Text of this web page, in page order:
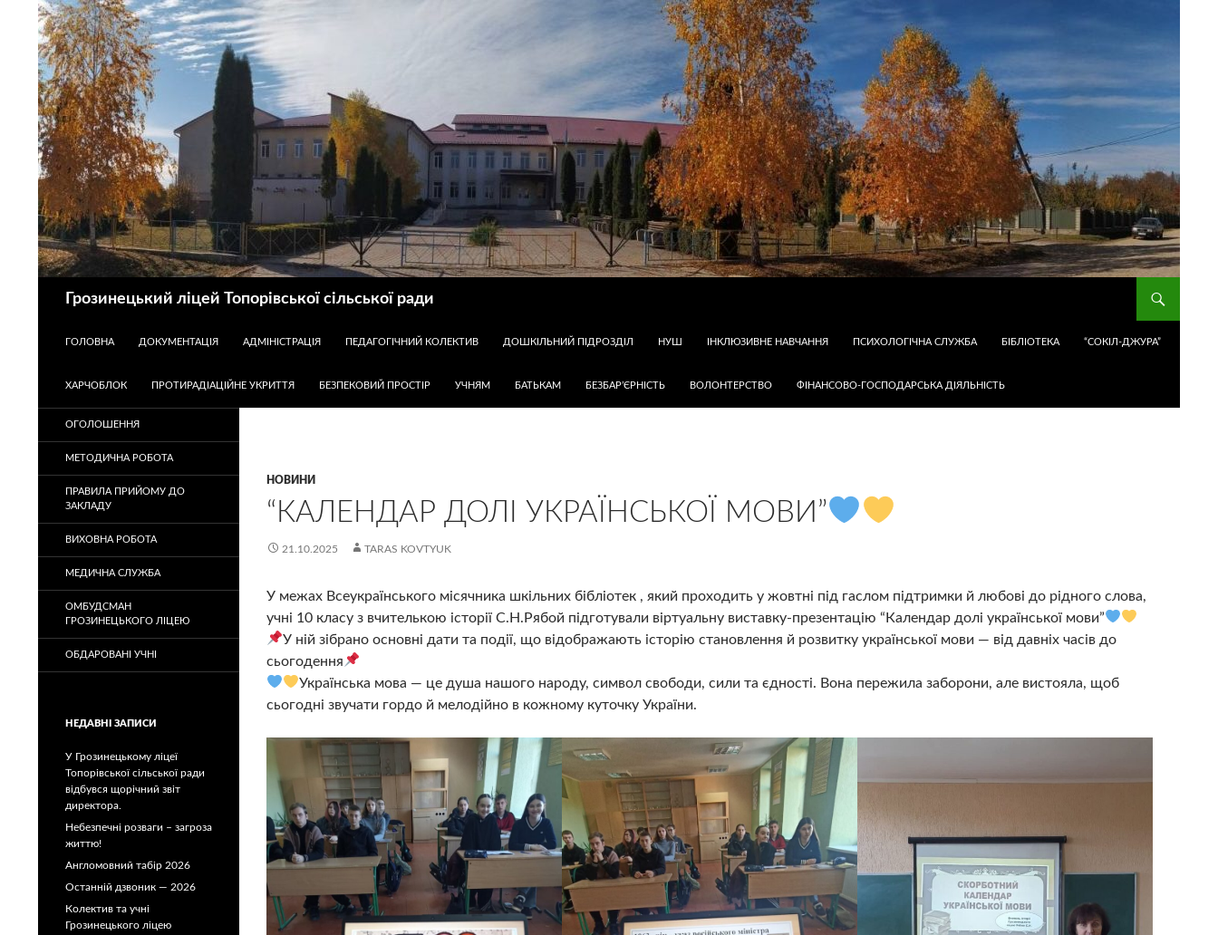
Грозинецький ліцей Топорівської сільської ради
ГОЛОВНА
ДОКУМЕНТАЦІЯ АДМІНІСТРАЦІЯ ПЕДАГОГІЧНИЙ КОЛЕКТИВ ДОШКІЛЬНИЙ ПІДРОЗДІЛ НУШ ІНКЛЮЗИВНЕ НАВЧАННЯ ПСИХОЛОГІЧНА СЛУЖБА БІБЛІОТЕКА “СОКІЛ-ДЖУРА”
ХАРЧОБЛОК ПРОТИРАДІАЦІЙНЕ УКРИТТЯ БЕЗПЕКОВИЙ ПРОСТІР УЧНЯМ БАТЬКАМ БЕЗБАР’ЄРНІСТЬ ВОЛОНТЕРСТВО ФІНАНСОВО-ГОСПОДАРСЬКА ДІЯЛЬНІСТЬ
НОВИНИ
“КАЛЕНДАР ДОЛІ УКРАЇНСЬКОЇ МОВИ”
21.10.2025 TARAS KOVTYUK
У межах Всеукраїнського місячника шкільних бібліотек , який проходить у жовтні під гаслом підтримки й любові до рідного слова,
учні 10 класу з вчителькою історії С.Н.Рябой підготували віртуальну виставку-презентацію “Календар долі української мови”
У ній зібрано основні дати та події, що відображають історію становлення й розвитку української мови — від давніх часів до
сьогодення
Українська мова — це душа нашого народу, символ свободи, сили та єдності. Вона пережила заборони, але вистояла, щоб
сьогодні звучати гордо й мелодійно в кожному куточку України.
ОГОЛОШЕННЯ
МЕТОДИЧНА РОБОТА
ПРАВИЛА ПРИЙОМУ ДО
ЗАКЛАДУ
ВИХОВНА РОБОТА
МЕДИЧНА СЛУЖБА
ОМБУДСМАН
ГРОЗИНЕЦЬКОГО ЛІЦЕЮ
ОБДАРОВАНІ УЧНІ
НЕДАВНІ ЗАПИСИ
У Грозинецькому ліцеї
Топорівської сільської ради
відбувся щорічний звіт
директора.
Небезпечні розваги – загроза
життю!
Англомовний табір 2026
Останній дзвоник — 2026
Колектив та учні
Грозинецького ліцею